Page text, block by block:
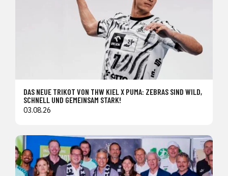
DAS NEUE TRIKOT VON THW KIEL X PUMA: ZEBRAS SIND WILD,
SCHNELL UND GEMEINSAM STARK!
03.08.26